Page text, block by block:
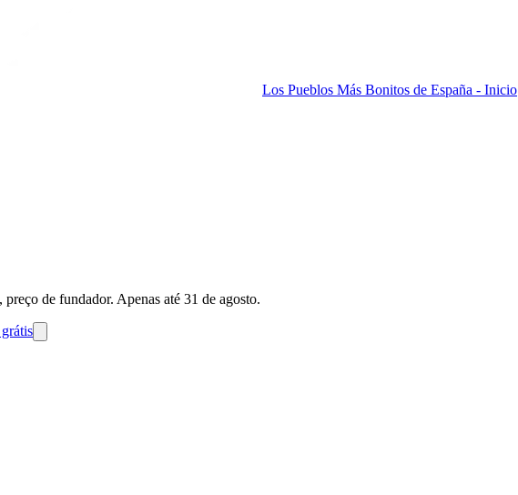
Los Pueblos Más Bonitos de España - Inicio
preço de fundador. Apenas até 31 de agosto.